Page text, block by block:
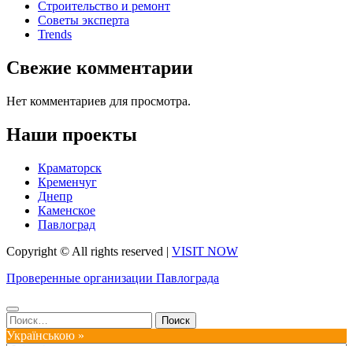
Строительство и ремонт
Советы эксперта
Trends
Свежие комментарии
Нет комментариев для просмотра.
Наши проекты
Краматорск
Кременчуг
Днепр
Каменское
Павлоград
Copyright © All rights reserved | VISIT NOW
Проверенные организации Павлограда
Найти:
Українською »